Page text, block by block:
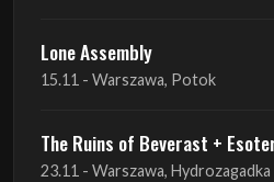
Lone Assembly
15.11 - Warszawa, Potok
The Ruins of Beverast +
23.11 - Warszawa, Hydrozagadka